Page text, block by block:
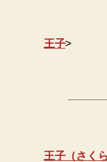
王子>
王子（さく